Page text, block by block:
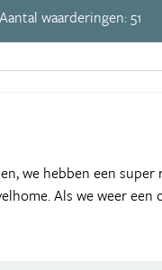
Aantal waarderingen: 51
we hebben een super
Als we weer een